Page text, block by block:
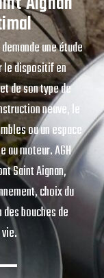
une étude
le dispositif en
de son type de
neuve, le
ou un espace
au moteur. AGH
Saint Aignan,
choix du
bouches de